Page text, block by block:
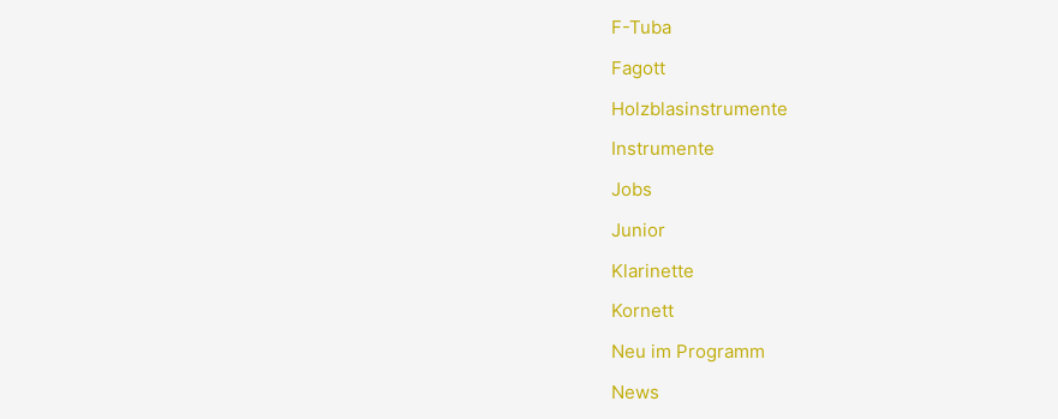
F-Tuba
Fagott
Holzblasinstrumente
Instrumente
Jobs
Junior
Klarinette
Kornett
Neu im Programm
News